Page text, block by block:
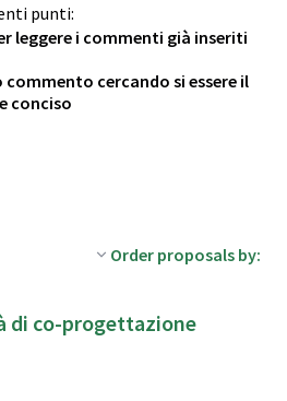
punti:
leggere i commenti già inseriti
commento cercando si essere il
conciso
Order proposals by:
di co-progettazione